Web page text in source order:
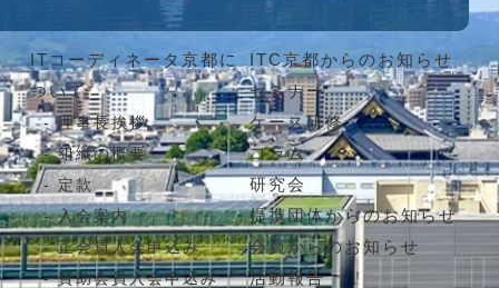
ITコーディネータ京都に
ついて
理事長挨拶
組織の概要
定款
入会案内
正会員入会申込み
賛助会員入会申込み
ITC京都からのお知らせ
セミナー
ケース研修
コラム
研究会
提携団体からのお知らせ
会員からのお知らせ
活動報告